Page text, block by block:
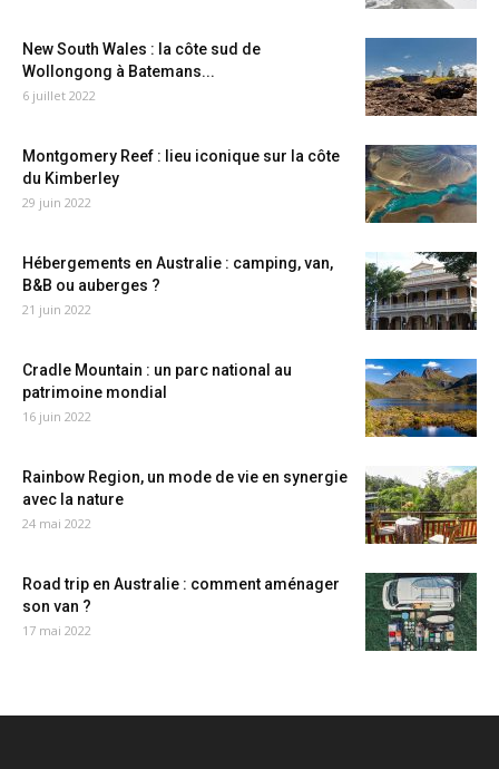
New South Wales : la côte sud de
Wollongong à Batemans...
6 juillet 2022
Montgomery Reef : lieu iconique sur la côte
du Kimberley
29 juin 2022
Hébergements en Australie : camping, van,
B&B ou auberges ?
21 juin 2022
Cradle Mountain : un parc national au
patrimoine mondial
16 juin 2022
Rainbow Region, un mode de vie en synergie
avec la nature
24 mai 2022
Road trip en Australie : comment aménager
son van ?
17 mai 2022